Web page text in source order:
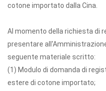
cotone importato dalla Cina.
Al momento della richiesta di
presentare
seguente materiale scritto:
(1) Modulo di domanda di
estere di cotone importato;